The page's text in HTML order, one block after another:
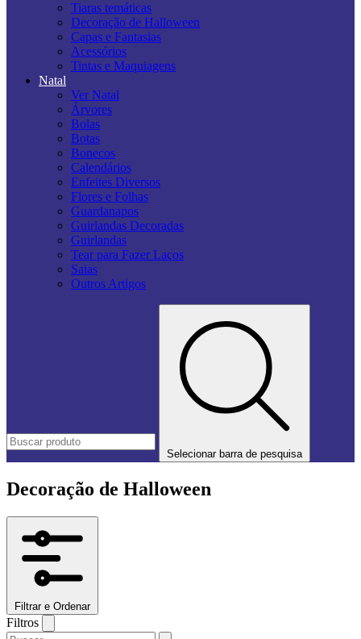
Tiaras temáticas
Decoração de Halloween
Capas e Fantasias
Acessórios
Tintas e Maquiagens
Natal
Ver Natal
Árvores
Bolas
Botas
Bonecos
Calendários
Enfeites Diversos
Flores e Folhas
Guardanapos
Guirlandas Decoradas
Guirlandas
Tear para Fazer Laços
Saias
Outros Artigos
Selecionar barra de pesquisa
Decoração de Halloween
Filtrar e Ordenar
Filtros